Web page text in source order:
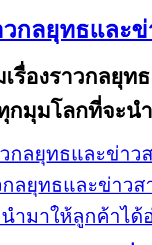
วกลยุทธและ
เรื่องราวกลยุ
กมุมโลกที่จะน